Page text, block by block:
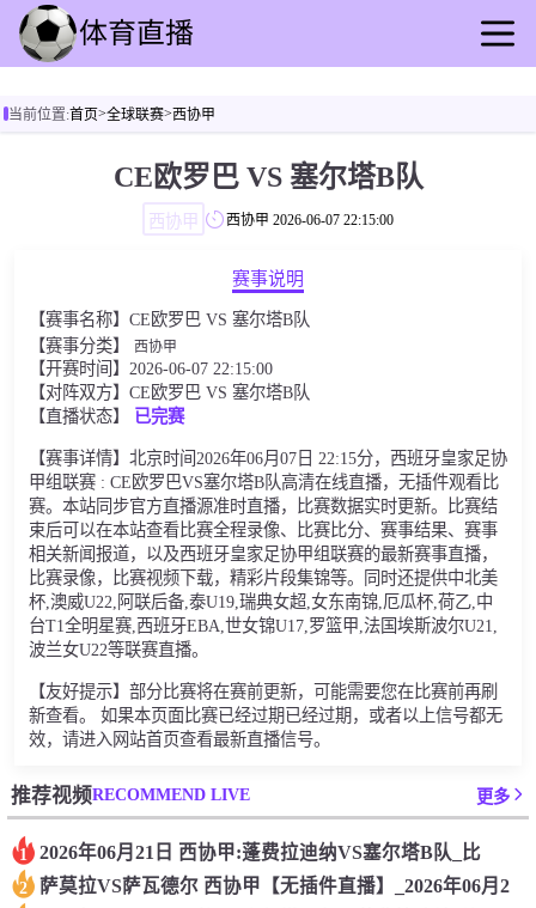
足球直播
全球联赛
当前位置:首页>全球联赛>西协甲
CE欧罗巴 VS 塞尔塔B队
西协甲 西协甲 2026-06-07 22:15:00
赛事说明
【赛事名称】CE欧罗巴 VS 塞尔塔B队
【赛事分类】
西协甲
【开赛时间】2026-06-07 22:15:00
【对阵双方】CE欧罗巴 VS 塞尔塔B队
【直播状态】
已完赛
【赛事详情】北京时间2026年06月07日 22:15分，西班牙皇家足协
甲组联赛 : CE欧罗巴VS塞尔塔B队高清在线直播，无插件观看比
赛。本站同步官方直播源准时直播，比赛数据实时更新。比赛结
束后可以在本站查看比赛全程录像、比赛比分、赛事结果、赛事
相关新闻报道，以及西班牙皇家足协甲组联赛的最新赛事直播，
比赛录像，比赛视频下载，精彩片段集锦等。同时还提供中北美
杯,澳威U22,阿联后备,泰U19,瑞典女超,女东南锦,厄瓜杯,荷乙,中
台T1全明星赛,西班牙EBA,世女锦U17,罗篮甲,法国埃斯波尔U21,
波兰女U22等联赛直播。
【友好提示】部分比赛将在赛前更新，可能需要您在比赛前再刷
新查看。 如果本页面比赛已经过期已经过期，或者以上信号都无
效，请进入网站首页查看最新直播信号。
推荐视频RECOMMEND LIVE 更多
1 2026年06月21日 西协甲:蓬费拉迪纳VS塞尔塔B队_比
2 萨莫拉VS萨瓦德尔 西协甲【无插件直播】_2026年06月2